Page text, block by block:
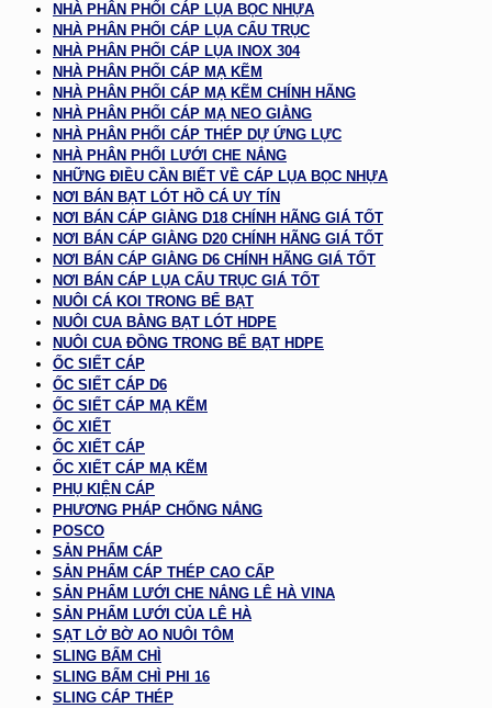
NHÀ PHÂN PHỐI CÁP LỤA BỌC NHỰA
NHÀ PHÂN PHỐI CÁP LỤA CẨU TRỤC
NHÀ PHÂN PHỐI CÁP LỤA INOX 304
NHÀ PHÂN PHỐI CÁP MẠ KẼM
NHÀ PHÂN PHỐI CÁP MẠ KẼM CHÍNH HÃNG
NHÀ PHÂN PHỐI CÁP MẠ NEO GIẰNG
NHÀ PHÂN PHỐI CÁP THÉP DỰ ỨNG LỰC
NHÀ PHÂN PHỐI LƯỚI CHE NẮNG
NHỮNG ĐIỀU CẦN BIẾT VỀ CÁP LỤA BỌC NHỰA
NƠI BÁN BẠT LÓT HỒ CÁ UY TÍN
NƠI BÁN CÁP GIẰNG D18 CHÍNH HÃNG GIÁ TỐT
NƠI BÁN CÁP GIẰNG D20 CHÍNH HÃNG GIÁ TỐT
NƠI BÁN CÁP GIẰNG D6 CHÍNH HÃNG GIÁ TỐT
NƠI BÁN CÁP LỤA CẨU TRỤC GIÁ TỐT
NUÔI CÁ KOI TRONG BỂ BẠT
NUÔI CUA BẰNG BẠT LÓT HDPE
NUÔI CUA ĐỒNG TRONG BỂ BẠT HDPE
ỐC SIẾT CÁP
ỐC SIẾT CÁP D6
ỐC SIẾT CÁP MẠ KẼM
ỐC XIẾT
ỐC XIẾT CÁP
ỐC XIẾT CÁP MẠ KẼM
PHỤ KIỆN CÁP
PHƯƠNG PHÁP CHỐNG NẮNG
POSCO
SẢN PHẨM CÁP
SẢN PHẨM CÁP THÉP CAO CẤP
SẢN PHẨM LƯỚI CHE NẮNG LÊ HÀ VINA
SẢN PHẨM LƯỚI CỦA LÊ HÀ
SẠT LỞ BỜ AO NUÔI TÔM
SLING BẤM CHÌ
SLING BẤM CHÌ PHI 16
SLING CÁP THÉP